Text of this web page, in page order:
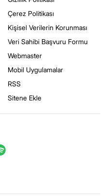
Çerez Politikası
Kişisel Verilerin Korunması
Veri Sahibi Başvuru Formu
Webmaster
Mobil Uygulamalar
RSS
Sitene Ekle